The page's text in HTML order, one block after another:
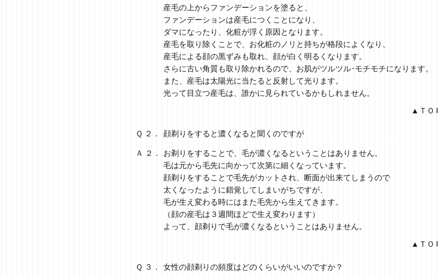
産毛の上からファンデーションを塗ると、
ファンデーションは産毛につくことになり、
ダマになったり、 化粧が浮く原因となります。
産毛を取り除くことで、 お化粧のノリと持ちが格段によくなり、
産毛による顔の黒ずみも取れ、 顔が白く明るくなります。
さらに古い角質も取り除かれるので、 お肌がツルツル･モチモチになります。
また、産毛は太陽光に当たると 反射して光ります。
光って目立つ産毛は、 ​誰かに見られているかもしれません。
​▲ＴＯ
顔剃りをすると濃くなると聞くのですが
Ｑ ２．
毛が濃くなるということはありません。
お剃りをすることで、
Ａ ２．
次第に細くなっています。
毛は元から毛先に向かって
断面が出来てしまうので
顔剃りをすることで毛先がカットされ、
太くなったように錯覚してしまいがちですが、
毛が生え変わる時には また毛先から生えてきます。
（顔の産毛は３週間ほどで生え変わります）
よって、顔剃りで毛が濃くなるということはありません。
​▲ＴＯ
Ｑ ３． 女性の顔剃りの頻度はどのくらいがいいのですか？